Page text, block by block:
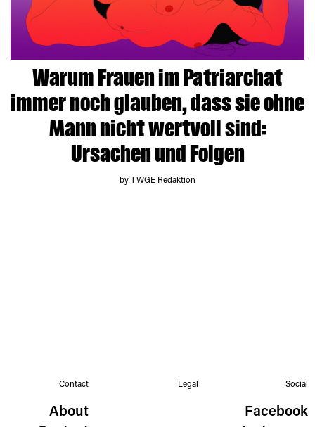
Warum Frauen im Patriarchat
immer noch glauben, dass sie ohne
Mann nicht wertvoll sind:
Ursachen und Folgen
by TWGE Redaktion
Contact
About
Legal Social
Facebook